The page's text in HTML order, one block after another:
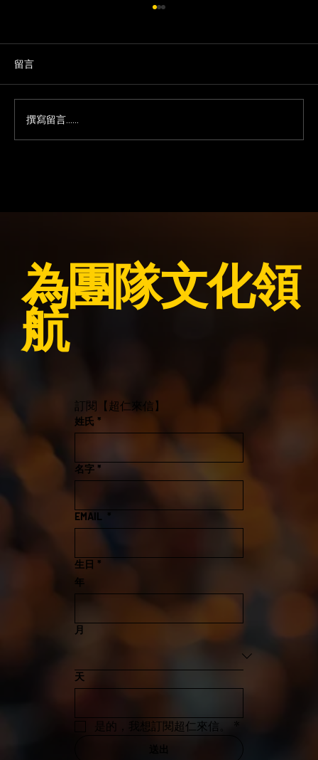
留言
撰寫留言......
為團隊文化領
航
訂閱【超仁來信】
姓氏 *
名字 *
EMAIL *
生日 *
年
月
天
是的，我想訂閱超仁來信。 *
送出